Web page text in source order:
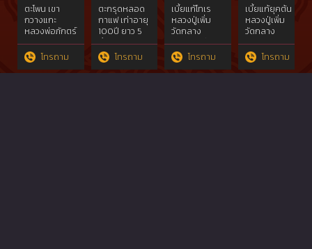
ตะโพน เขา
กวางแกะ
หลวงพ่อภักตร์
วัดโบสถ์
อ่างทองโทรถาม
ตะกรุดหลอด
กาแฟ เก่าอายุ
100ปี ยาว 5
นิ้ว
โทรถาม
เบี้ยแก้โทเร
หลวงปู่เพิ่ม
วัดกลาง
บางแก้ว ปี
2516โทรถาม
เบี้ยแก้ยุคต้น
หลวงปู่เพิ่ม
วัดกลาง
บางแก้ว
นครปฐม
โทรถาม